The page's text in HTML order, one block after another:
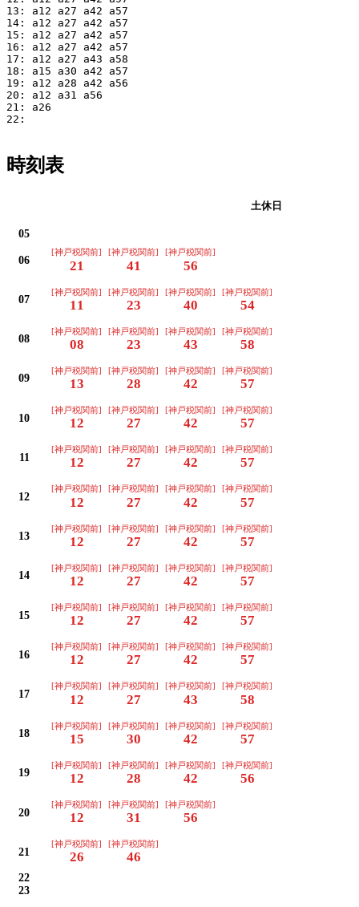
13: a12 a27 a42 a57
14: a12 a27 a42 a57
15: a12 a27 a42 a57
16: a12 a27 a42 a57
17: a12 a27 a43 a58
18: a15 a30 a42 a57
19: a12 a28 a42 a56
20: a12 a31 a56
21: a26
22:
時刻表
土休日
05
06
[神戸税関前]
21
[神戸税関前]
41
[神戸税関前]
56
07
[神戸税関前]
11
[神戸税関前]
23
[神戸税関前]
40
[神戸税関前]
54
08
[神戸税関前]
08
[神戸税関前]
23
[神戸税関前]
43
[神戸税関前]
58
09
[神戸税関前]
13
[神戸税関前]
28
[神戸税関前]
42
[神戸税関前]
57
10
[神戸税関前]
12
[神戸税関前]
27
[神戸税関前]
42
[神戸税関前]
57
11
[神戸税関前]
12
[神戸税関前]
27
[神戸税関前]
42
[神戸税関前]
57
12
[神戸税関前]
12
[神戸税関前]
27
[神戸税関前]
42
[神戸税関前]
57
13
[神戸税関前]
12
[神戸税関前]
27
[神戸税関前]
42
[神戸税関前]
57
14
[神戸税関前]
12
[神戸税関前]
27
[神戸税関前]
42
[神戸税関前]
57
15
[神戸税関前]
12
[神戸税関前]
27
[神戸税関前]
42
[神戸税関前]
57
16
[神戸税関前]
12
[神戸税関前]
27
[神戸税関前]
42
[神戸税関前]
57
17
[神戸税関前]
12
[神戸税関前]
27
[神戸税関前]
43
[神戸税関前]
58
18
[神戸税関前]
15
[神戸税関前]
30
[神戸税関前]
42
[神戸税関前]
57
19
[神戸税関前]
12
[神戸税関前]
28
[神戸税関前]
42
[神戸税関前]
56
20
[神戸税関前]
12
[神戸税関前]
31
[神戸税関前]
56
21
[神戸税関前]
26
[神戸税関前]
46
22
23